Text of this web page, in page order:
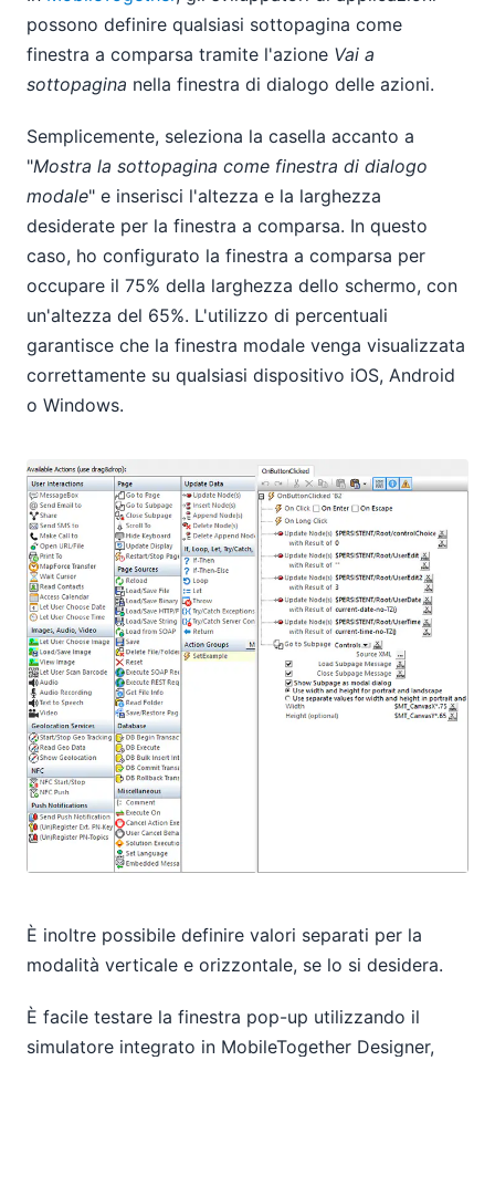
possono definire qualsiasi sottopagina come
finestra a comparsa tramite l'azione Vai a
sottopagina nella finestra di dialogo delle azioni.
Semplicemente, seleziona la casella accanto a
"Mostra la sottopagina come finestra di dialogo
modale" e inserisci l'altezza e la larghezza
desiderate per la finestra a comparsa. In questo
caso, ho configurato la finestra a comparsa per
occupare il 75% della larghezza dello schermo, con
un'altezza del 65%. L'utilizzo di percentuali
garantisce che la finestra modale venga visualizzata
correttamente su qualsiasi dispositivo iOS, Android
o Windows.
È inoltre possibile definire valori separati per la
modalità verticale e orizzontale, se lo si desidera.
È facile testare la finestra pop-up utilizzando il
simulatore integrato in MobileTogether Designer,